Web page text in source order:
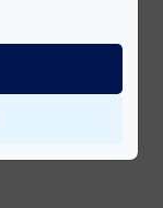
megkaphatod!